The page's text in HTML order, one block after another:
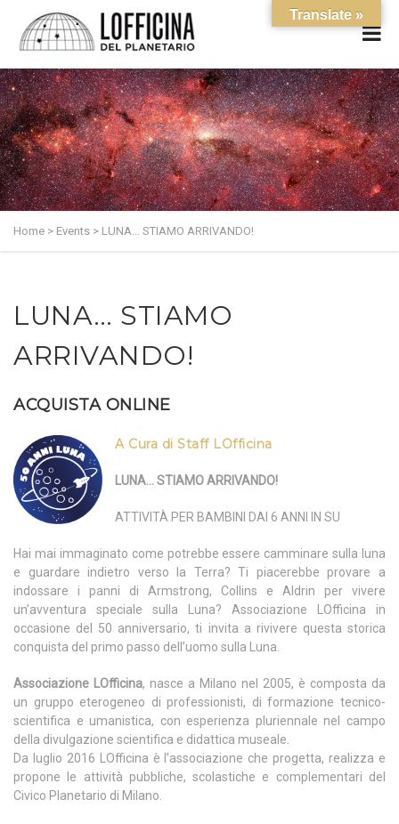
Home > Events > LUNA… STIAMO ARRIVANDO!
LUNA… STIAMO
ARRIVANDO!
ACQUISTA ONLINE
A Cura di Staff LOfficina
LUNA… STIAMO ARRIVANDO!
ATTIVITÀ PER BAMBINI DAI 6 ANNI IN SU
Hai mai immaginato come potrebbe essere camminare sulla luna
e guardare indietro verso la Terra? Ti piacerebbe provare a
indossare i panni di Armstrong, Collins e Aldrin per vivere
un’avventura speciale sulla Luna? Associazione LOfficina in
occasione del 50 anniversario, ti invita a rivivere questa storica
conquista del primo passo dell’uomo sulla Luna.
Associazione LOfficina, nasce a Milano nel 2005, è composta da
un gruppo eterogeneo di professionisti, di formazione tecnico-
scientifica e umanistica, con esperienza pluriennale nel campo
della divulgazione scientifica e didattica museale.
Da luglio 2016 LOfficina è l’associazione che progetta, realizza e
propone le attività pubbliche, scolastiche e complementari del
Civico Planetario di Milano.
Translate »